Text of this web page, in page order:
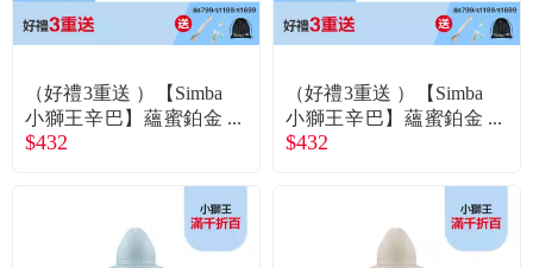
（好禮3重送 ）【Simba
小獅王辛巴】蘊蜜鉑金
PPSU寬口吸管把手防
$432
（好禮3重送 ）【Simba
小獅王辛巴】蘊蜜鉑金
PPSU寬口吸管把手防
$432